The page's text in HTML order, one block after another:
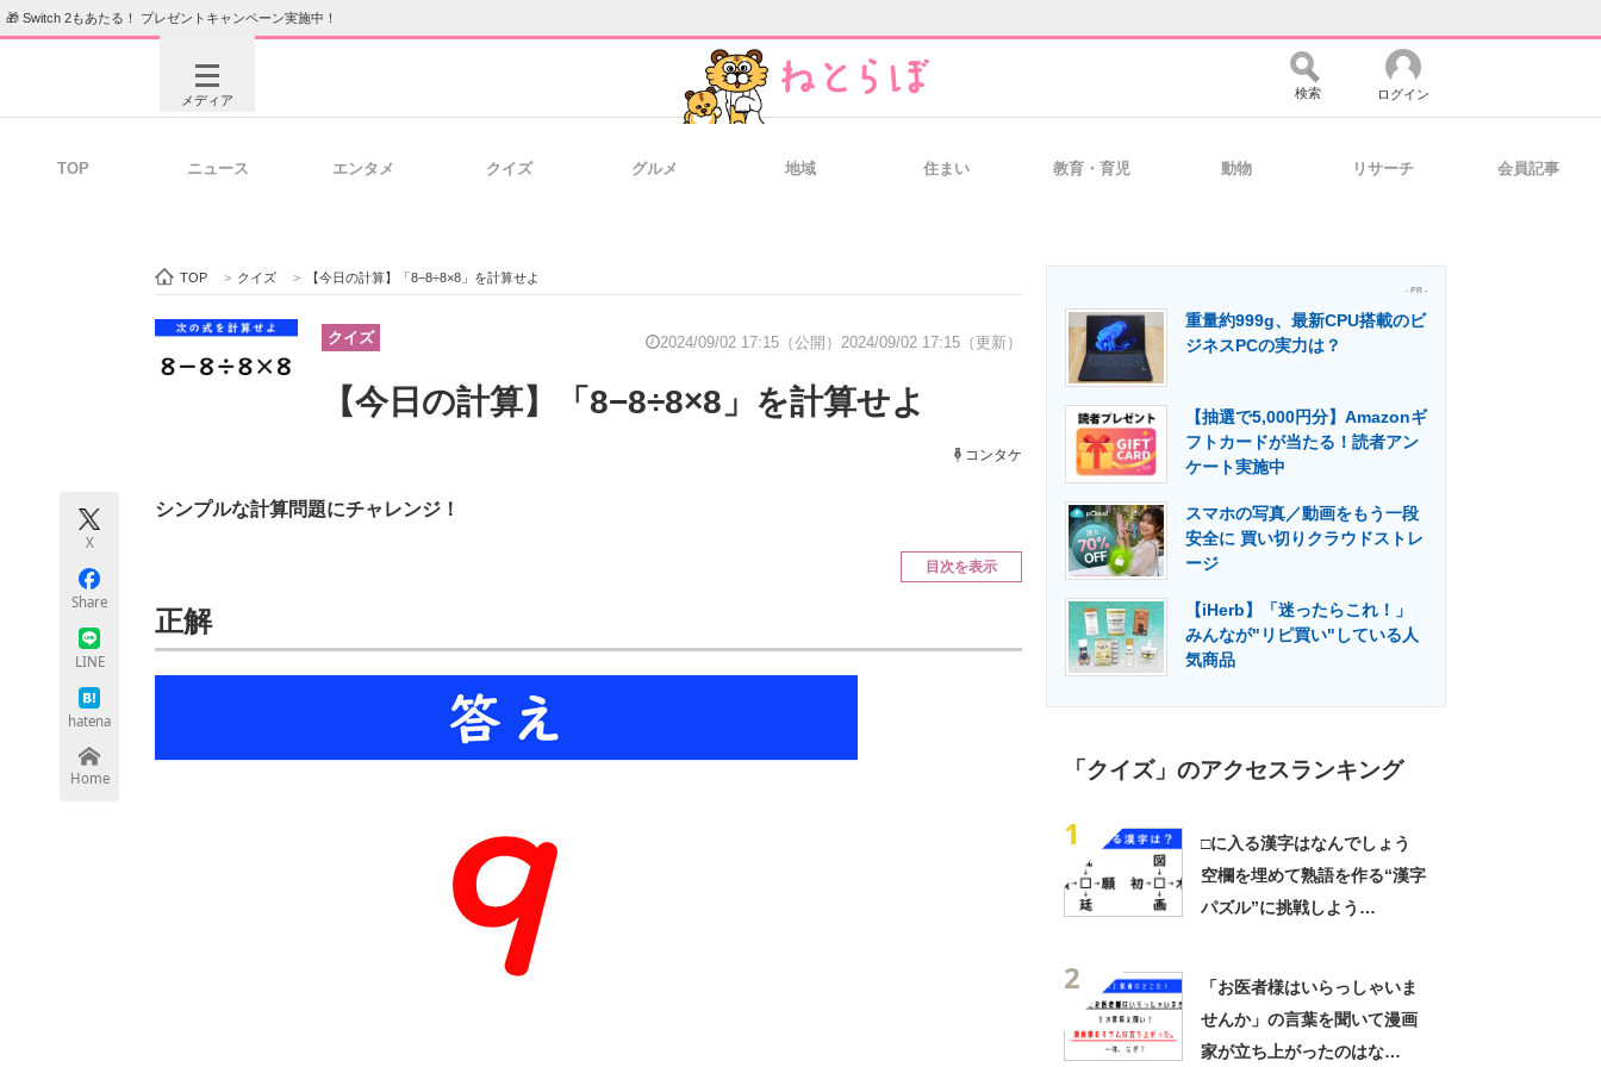
🎁 Switch 2もあたる！ プレゼントキャンペーン実施中！
メディア
ビジネスと働き方のヒント 経営リーダーのコミュニティ マーケ×ITの今がよく分かる
製造業のIT導入・活用を支援
エネルギーの専門メディア 建設×テクノロジーの最前線
検索 ログイン
TOP ニュース エンタメ クイズ グルメ 地域 住まい 教育・育児 動物 リサーチ 会員記事
TOP > クイズ > 【今日の計算】「8−8÷8×8」を計算せよ
クイズ 2024/09/02 17:15（公開） 2024/09/02 17:15（更新）
【今日の計算】「8−8÷8×8」を計算せよ
コンタケ
X
Share
LINE
hatena
Home
シンプルな計算問題にチャレンジ！
目次を表示
正解
- PR -
重量約999g、最新CPU搭載のビ
ジネスPCの実力は？
【抽選で5,000円分】Amazonギ
フトカードが当たる！読者アン
ケート実施中
スマホの写真／動画をもう一段
安全に 買い切りクラウドストレ
ージ
【iHerb】「迷ったらこれ！」
みんなが"リピ買い"している人
気商品
「クイズ」のアクセスランキング
1
□に入る漢字はなんでしょう
空欄を埋めて熟語を作る“漢字
パズル”に挑戦しよう
2
「お医者様はいらっしゃいま
せんか」の言葉を聞いて漫画
家が立ち上がったのはな